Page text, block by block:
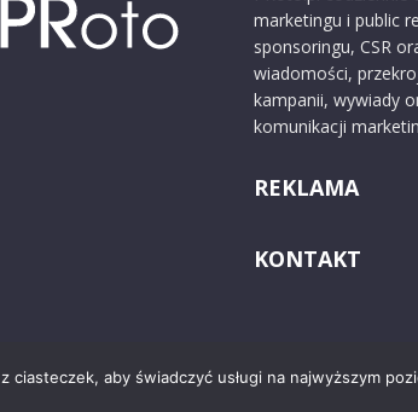
marketingu i public
sponsoringu, CSR
wiadomości,
kampanii, wywiady
komunikacji
REKLAMA
KONTAKT
ciasteczek, aby świadczyć usługi na najwyższym